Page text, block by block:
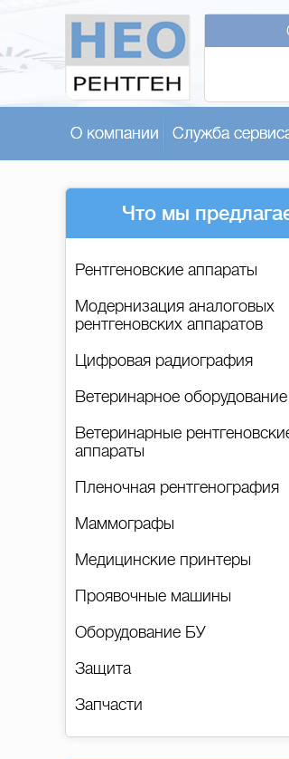
О компании Служба
Что мы
Рентгеновские аппараты
Модернизация аналоговых
рентгеновских аппаратов
Цифровая радиография
Ветеринарное оборудование
Ветеринарные
аппараты
Пленочная рентгенография
Маммографы
Медицинские принтеры
Проявочные машины
Оборудование БУ
Защита
Запчасти